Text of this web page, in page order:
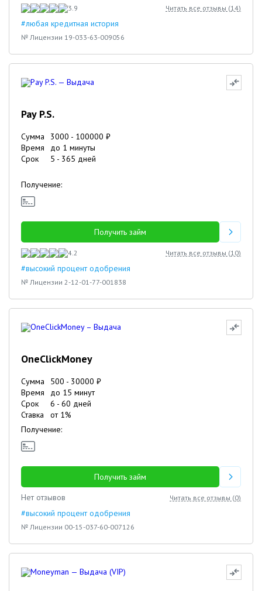
3.9 Читать все отзывы (14)
#любая кредитная история
№ Лицензии 19-033-63-009056
Pay P.S.
Сумма 3000 - 100000 ₽
Время
до 1 минуты
Срок
5 - 365 дней
Получение:
Получить займ
4.2 Читать все отзывы (10)
#высокий процент одобрения
№ Лицензии 2-12-01-77-001838
OneClickMoney
Сумма 500 - 30000 ₽
Время
до 15 минут
Срок
6 - 60 дней
Ставка
от 1%
Получение:
Получить займ
Нет отзывов
Читать все отзывы (0)
#высокий процент одобрения
№ Лицензии 00-15-037-60-007126